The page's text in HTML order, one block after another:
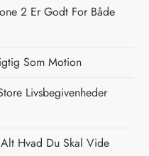
2 Er Godt For Både
Som Motion
Livsbegivenheder
Hvad Du Skal Vide